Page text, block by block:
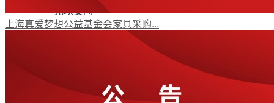
党政要闻
上海真爱梦想公益基金会家具采购...